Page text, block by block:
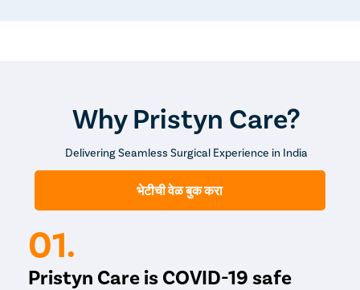
वरच्या बाजूला आणि लहान मुतखडे काढून टाकण्यासाठी लवचिक
यूरिटेरोस्कोप वापरून मूत्रपिंडात शस्त्रक्रिया करण्याची प्रक्रिया
PCNL (पर्क्यूटेनियस नेफ्रोलिथोटॉमी) – ही कमीत कमी हल्ल्याची
प्रक्रिया आहे ज्यामध्ये मोठ्या किडनीचे दगड त्वचेच्या छोट्या चीरातून
जवळच्या cityांमध्ये जसे की गुडगाव, नोएडा, फरिदाबाद, गाझियाबाद
आणि मानेसर भेट देऊ शकता.
Why Pristyn Care?
Delivering Seamless Surgical Experience in India
भेटीची वेळ बुक करा
01.
Pristyn Care is COVID-19 safe